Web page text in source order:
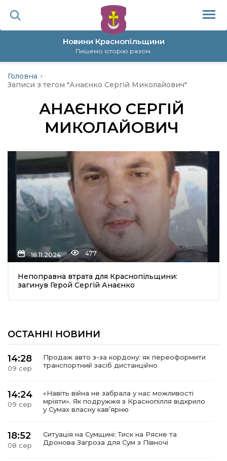
Новини Краснопільщини
Пишемо історію разом.
політика
Головна
Записи з тегом "Анаєнко Сергій Миколайович"
АНАЄНКО СЕРГІЙ
МИКОЛАЙОВИЧ
18.11.2024 477
Непоправна втрата для Краснопільщини:
загинув Герой Сергій Анаєнко
ОСТАННІ НОВИНИ
14:28
09 сер
Продаж авто з-за кордону: як переоформити
транспортний засіб дистанційно
14:24
09 сер
«Навіть війна не забрала у нас можливості
мріяти». Як подружжя з Краснопілля відкрило
у Сумах власну кав’ярню
18:52
08 сер
Ситуація на Сумщині: Тиск на Рясне та
Дронова Загроза для Сум з Півночі